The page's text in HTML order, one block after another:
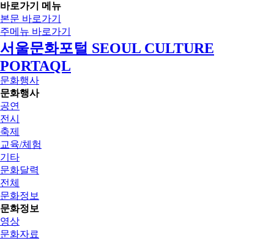
바로가기 메뉴
본문 바로가기
주메뉴 바로가기
서울문화포털 SEOUL CULTURE
PORTAQL
문화행사
문화행사
공연
전시
축제
교육/체험
기타
문화달력
전체
문화정보
문화정보
영상
문화자료